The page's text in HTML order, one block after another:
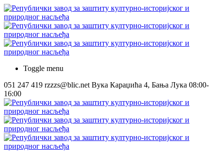
Toggle menu
051 247 419 rzzzs@blic.net Вука Караџића 4, Бања Лука 08:00-
16:00